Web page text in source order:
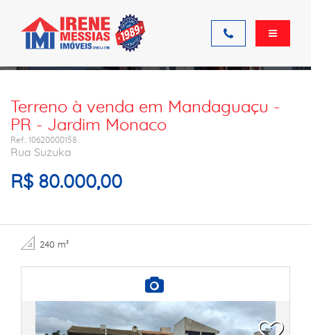
Ficha do imóvel
Terreno à venda em Mandaguaçu -
PR - Jardim Monaco
Ref.: 10620000158
Rua Suzuka
R$ 80.000,00
240 m²